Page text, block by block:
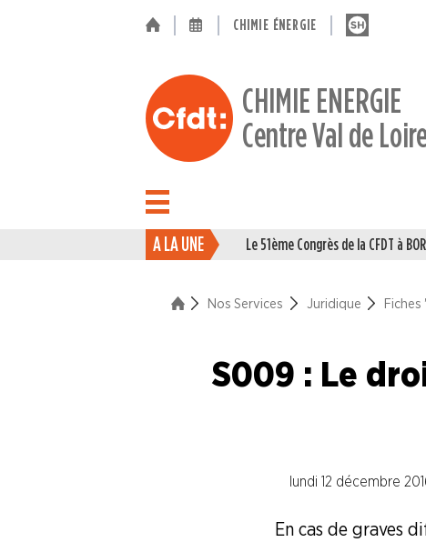
CHIMIE ÉNERGIE
CHIMIE ENERGIE
Centre Val de
ACTUALITÉ
ENTREPRISES
SERVICES
Le syndicat pour les cadres
A LA UNE Le 51ème Congrès de la CFDT à
Nos Services Juridique
S009 : Le
lundi 12 décembre
En cas de graves